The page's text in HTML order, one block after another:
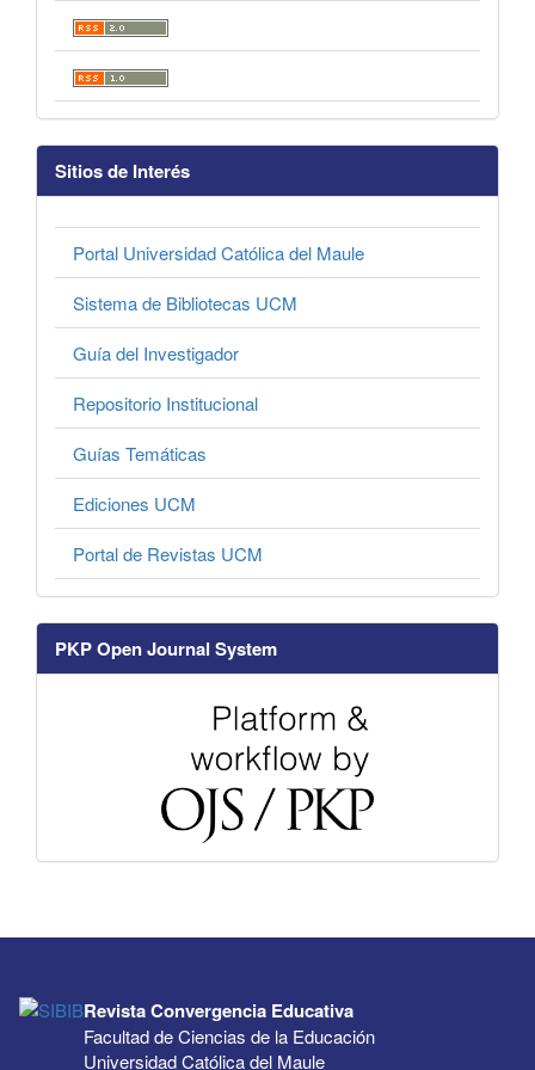
Sitios de Interés
Portal Universidad Católica del Maule
Sistema de Bibliotecas UCM
Guía del Investigador
Repositorio Institucional
Guías Temáticas
Ediciones UCM
Portal de Revistas UCM
PKP Open Journal System
Revista Convergencia Educativa
Facultad de Ciencias de la Educación
Universidad Católica del Maule